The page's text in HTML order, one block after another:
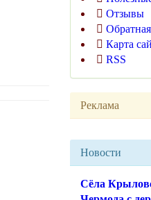
Отзывы
Карта
RSS
Реклама
Новости
Сёла